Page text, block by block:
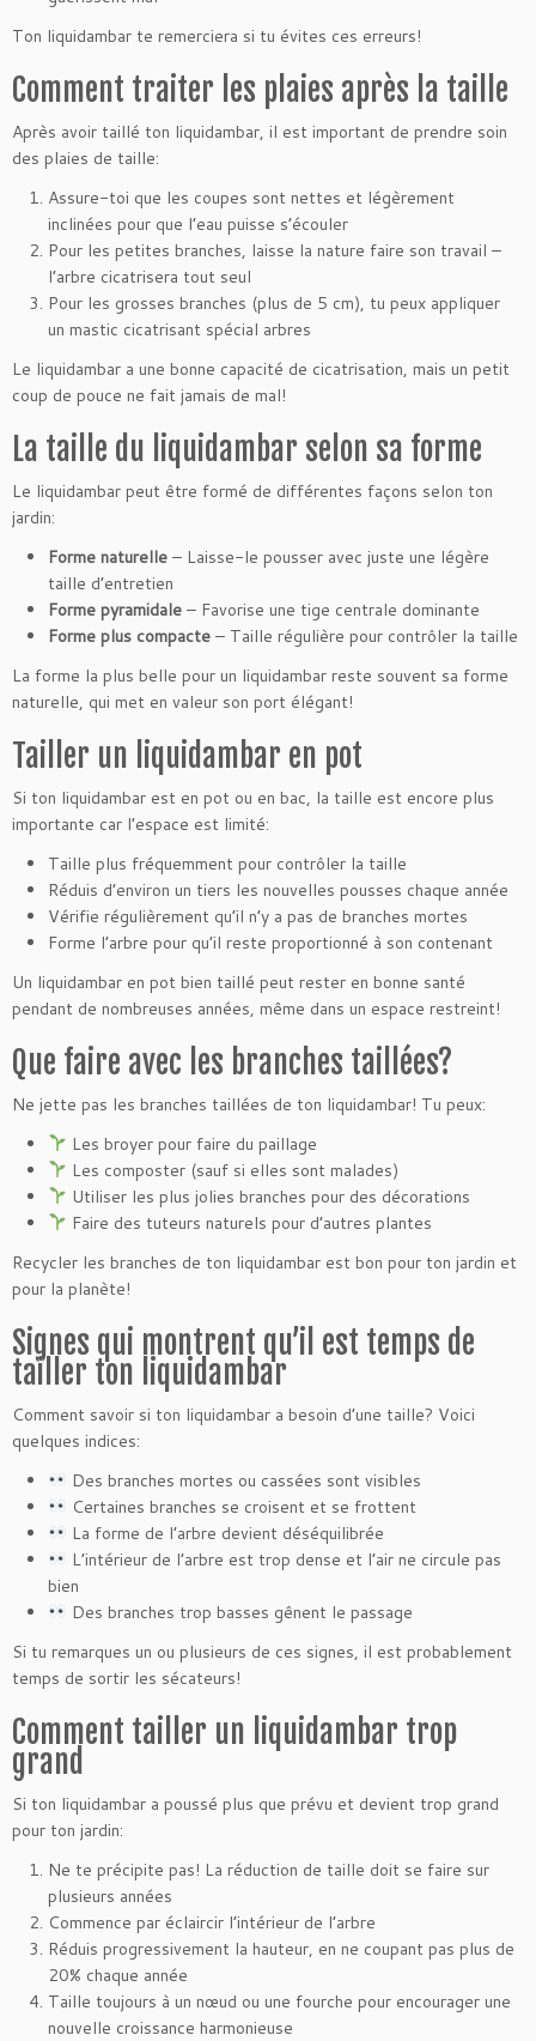
Ton liquidambar te remerciera si tu évites ces erreurs!
Comment traiter les plaies après la taille
Après avoir taillé ton liquidambar, il est important de prendre soin
des plaies de taille:
Assure-toi que les coupes sont nettes et légèrement
inclinées pour que l’eau puisse s’écouler
Pour les petites branches, laisse la nature faire son travail –
l’arbre cicatrisera tout seul
Pour les grosses branches (plus de 5 cm), tu peux appliquer
un mastic cicatrisant spécial arbres
Le liquidambar a une bonne capacité de cicatrisation, mais un petit
coup de pouce ne fait jamais de mal!
La taille du liquidambar selon sa forme
Le liquidambar peut être formé de différentes façons selon ton
jardin:
Forme naturelle – Laisse-le pousser avec juste une légère
taille d’entretien
Forme pyramidale – Favorise une tige centrale dominante
Forme plus compacte – Taille régulière pour contrôler la taille
La forme la plus belle pour un liquidambar reste souvent sa forme
naturelle, qui met en valeur son port élégant!
Tailler un liquidambar en pot
Si ton liquidambar est en pot ou en bac, la taille est encore plus
importante car l’espace est limité:
Taille plus fréquemment pour contrôler la taille
Réduis d’environ un tiers les nouvelles pousses chaque année
Vérifie régulièrement qu’il n’y a pas de branches mortes
Forme l’arbre pour qu’il reste proportionné à son contenant
Un liquidambar en pot bien taillé peut rester en bonne santé
pendant de nombreuses années, même dans un espace restreint!
Que faire avec les branches taillées?
Ne jette pas les branches taillées de ton liquidambar! Tu peux:
Les broyer pour faire du paillage
Les composter (sauf si elles sont malades)
Utiliser les plus jolies branches pour des décorations
Faire des tuteurs naturels pour d’autres plantes
Recycler les branches de ton liquidambar est bon pour ton jardin et
pour la planète!
Signes qui montrent qu’il est temps de
tailler ton liquidambar
Comment savoir si ton liquidambar a besoin d’une taille? Voici
quelques indices:
Des branches mortes ou cassées sont visibles
Certaines branches se croisent et se frottent
La forme de l’arbre devient déséquilibrée
L’intérieur de l’arbre est trop dense et l’air ne circule pas
bien
Des branches trop basses gênent le passage
Si tu remarques un ou plusieurs de ces signes, il est probablement
temps de sortir les sécateurs!
Comment tailler un liquidambar trop
grand
Si ton liquidambar a poussé plus que prévu et devient trop grand
pour ton jardin:
Ne te précipite pas! La réduction de taille doit se faire sur
plusieurs années
Commence par éclaircir l’intérieur de l’arbre
Réduis progressivement la hauteur, en ne coupant pas plus de
20% chaque année
Taille toujours à un nœud ou une fourche pour encourager une
nouvelle croissance harmonieuse